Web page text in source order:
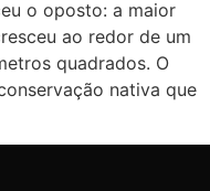
o oposto: a maior
ao redor de um
quadrados. O
nativa que